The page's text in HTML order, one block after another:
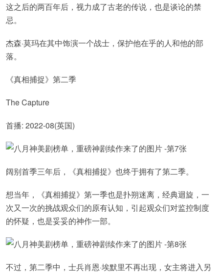
这之后的两百年后，视力成了古老的传说，也是谈论的禁
忌。
杰森·莫玛在其中饰演一个战士，保护他在乎的人和他的部
落。
《真相捕捉》第二季
The Capture
首播: 2022-08(英国)
阔别首季三年后，《真相捕捉》也终于拥有了第二季。
想当年，《真相捕捉》第一季也是扑朔迷离，经典迴旋，一
次又一次的挑战观众们的原有认知，引起观众们对监控制度
的怀疑，也是妥妥的神作一部。
不过，第二季中，士兵肖恩·埃默里不再出现，女主将进入另